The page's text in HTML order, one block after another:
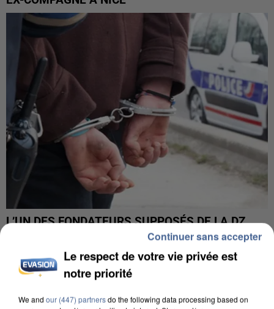
L’UN DES FONDATEURS SUPPOSÉS DE LA DZ
MAFIA INTERPELLÉ EN ALGÉRIE
Le respect de votre vie privée est
notre priorité
We and our (447) partnersdo the following data processing based on
Continuer sans accepter